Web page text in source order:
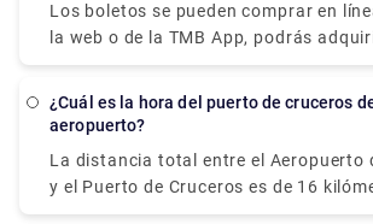
diseñados en estilo modernista.
imperdibles incluyen varias
te inspiren, como la Basílica de la
La Pedrera, que también alberga un
dedicado al trabajo del arquitecto.
Los boletos se pueden comprar en
la web o de la TMB App, podrás
abonos de forma rápida y sencilla.
sitio web o en la página de la
acercarte a una máquina
metro e introducir el código para
¿Cuál es la hora del puerto de cruceros de barcelona al
aeropuerto?
La distancia total entre el Aeropuerto
y el Puerto de Cruceros es de 16
tiempo total de viaje con un automóvil